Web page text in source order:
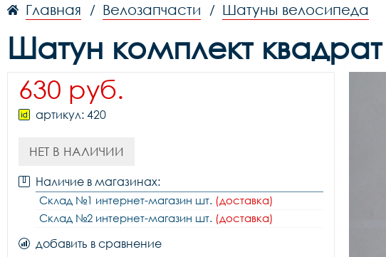
Главная / Велозапчасти / Шатуны велосипеда
Шатун комплект
630 руб.
артикул: 420
НЕТ В НАЛИЧИИ
Наличие в магазинах:
Склад №1 интернет-магазин шт. (доставка)
Склад №2 интернет-магазин шт. (доставка)
добавить в сравнение